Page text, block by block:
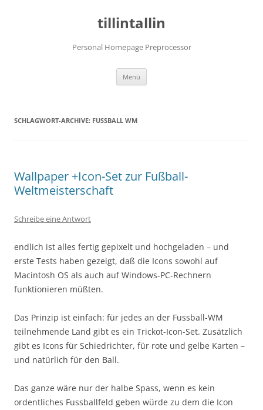
tillintallin
Personal Homepage Preprocessor
Menü
SCHLAGWORT-ARCHIVE: FUSSBALL WM
Wallpaper +Icon-Set zur Fußball-
Weltmeisterschaft
Schreibe eine Antwort
endlich ist alles fertig gepixelt und hochgeladen – und
erste Tests haben gezeigt, daß die Icons sowohl auf
Macintosh OS als auch auf Windows-PC-Rechnern
funktionieren müßten.
Das Prinzip ist einfach: für jedes an der Fussball-WM
teilnehmende Land gibt es ein Trickot-Icon-Set. Zusätzlich
gibt es Icons für Schiedrichter, für rote und gelbe Karten –
und natürlich für den Ball.
Das ganze wäre nur der halbe Spass, wenn es kein
ordentliches Fussballfeld geben würde zu dem die Icon